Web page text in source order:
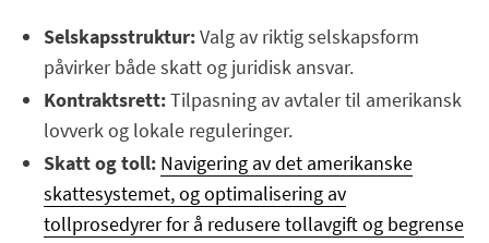
Selskapsstruktur:Valg av riktig selskapsform
påvirker både skatt og juridisk ansvar.
Kontraktsrett:Tilpasning av avtaler til amerikansk
lovverk og lokale reguleringer.
Skatt og toll: Navigering av det amerikanske
skattesystemet, og optimalisering av
tollprosedyrer for å redusere tollavgift og begrense